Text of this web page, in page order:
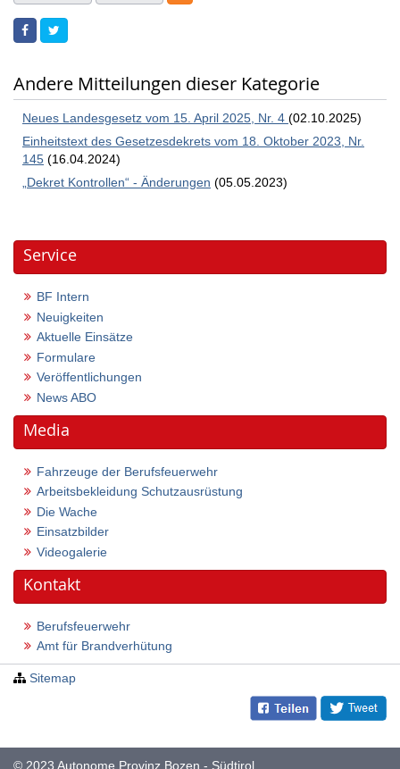
Andere Mitteilungen dieser Kategorie
Neues Landesgesetz vom 15. April 2025, Nr. 4 (02.10.2025)
Einheitstext des Gesetzesdekrets vom 18. Oktober 2023, Nr.
145 (16.04.2024)
„Dekret Kontrollen“ - Änderungen (05.05.2023)
Service
BF Intern
Neuigkeiten
Aktuelle Einsätze
Formulare
Veröffentlichungen
News ABO
Media
Fahrzeuge der Berufsfeuerwehr
Arbeitsbekleidung Schutzausrüstung
Die Wache
Einsatzbilder
Videogalerie
Kontakt
Berufsfeuerwehr
Amt für Brandverhütung
Sitemap
© 2023 Autonome Provinz Bozen - Südtirol